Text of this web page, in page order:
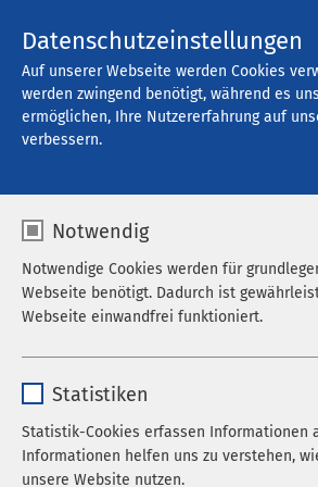
Offene Stellen
Filter
AMEOS Ost (173)
Alle Berufskategorien
10 pro Seite
Datenschutzeinstellungen
Auf unserer Webseite werden Cookies
werden zwingend benötigt, während es
ermöglichen, Ihre Nutzererfahrung auf
verbessern.
Notwendig
Notwendige Cookies werden für
Webseite benötigt. Dadurch ist
Webseite einwandfrei funktioniert.
Laufzeit 278 Tage
Statistiken
Statistik-Cookies erfassen Informationen
Informationen helfen uns zu verstehen,
unsere Website nutzen.